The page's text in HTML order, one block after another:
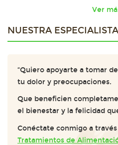
Ver
NUESTRA ESPECIALISTA
“Quiero apoyarte a tomar
tu dolor y preocupaciones.
Que beneficien
el bienestar y la felicidad
Conéctate conmigo a
Tratamientos de